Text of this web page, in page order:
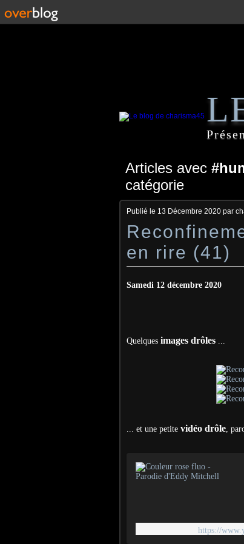
Articles avec
catégorie
Publié le 13 Décembre 2020 par
en rire (41)
Samedi 12 décembre 2020
Quelques images drôles ...
... et une petite vidéo drôle,
https://